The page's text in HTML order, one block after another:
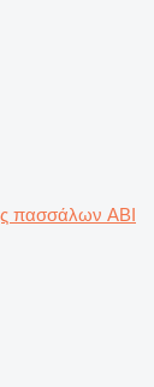
πασσάλων ABI